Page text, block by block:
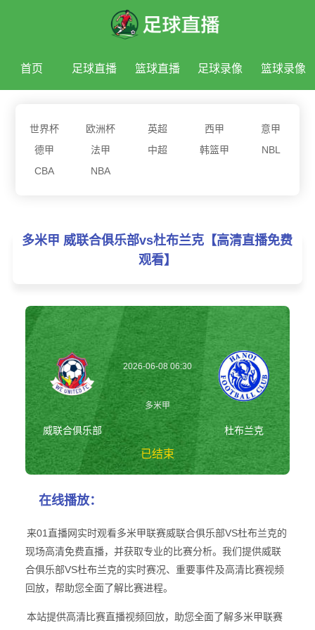
首页 足球直播 篮球直播 足球录像 篮球录像
世界杯 欧洲杯 英超 西甲
意甲
德甲
法甲 中超 韩篮甲
NBL
CBA
NBA
多米甲 威联合俱乐部vs杜布兰克【高清直播免费
观看】
威联合俱乐部
2026-06-08 06:30
多米甲
已结束
杜布兰克
在线播放：
来01直播网实时观看多米甲联赛威联合俱乐部VS杜布兰克的
现场高清免费直播，并获取专业的比赛分析。我们提供威联
合俱乐部VS杜布兰克的实时赛况、重要事件及高清比赛视频
回放，帮助您全面了解比赛进程。
本站提供高清比赛直播视频回放，助您全面了解多米甲联赛